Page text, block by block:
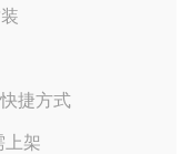
捷方式
上架